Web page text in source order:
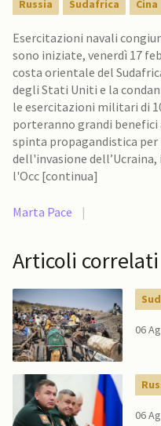
Russia Sudafrica Cina
Esercitazioni navali
sono iniziate, venerdì 17
costa orientale del
degli Stati Uniti e la condanna
le esercitazioni militari di
porteranno grandi benefici
spinta propagandistica
dell'invasione
l'Occ [continua]
Marta Pace |
Articoli correlati
06
06